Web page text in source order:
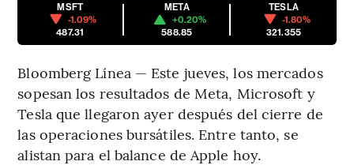
MSFT
-1.09%
487.31
META
+0.20%
588.85
TESLA
-1.80%
321.355
Bloomberg Línea — Este jueves, los mercados
sopesan los resultados de Meta, Microsoft y
Tesla que llegaron ayer después del cierre de
las operaciones bursátiles. Entre tanto, se
alistan para el balance de Apple hoy.